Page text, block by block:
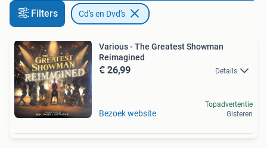
Filters Cd's en Dvd's
Various - The Greatest Showman
Reimagined
€ 26,99 Details
Bezoek website
Topadvertentie
Gisteren